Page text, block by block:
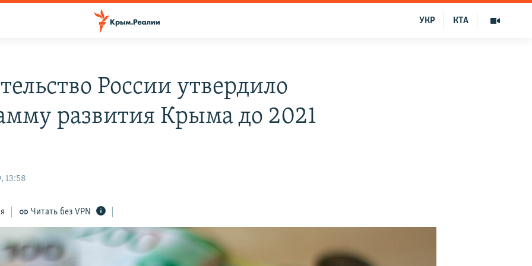
КТА
УКР
России утвердило
развития Крыма до 2021
13:58
Читать без VPN